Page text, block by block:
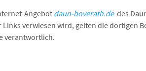
Angebot daun-boverath.de des
verwiesen wird, gelten die dortigen
verantwortlich.